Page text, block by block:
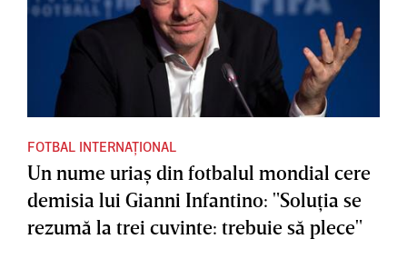
FOTBAL INTERNAȚIONAL
Un nume uriaş din fotbalul mondial cere
demisia lui Gianni Infantino: "Soluţia se
rezumă la trei cuvinte: trebuie să plece"